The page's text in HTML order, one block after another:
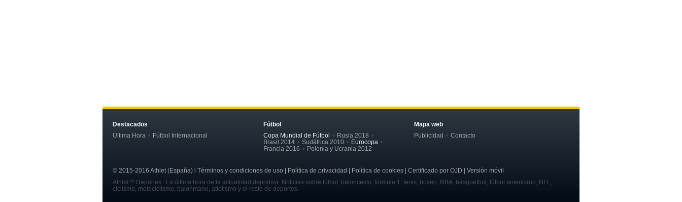
Destacados
Última Hora
Fútbol Internacional
Fútbol
Copa Mundial de Fútbol
Rusia 2018
Brasil 2014
Sudáfrica 2010
Eurocopa
Francia 2016
Polonia y Ucrania 2012
Mapa web
Publicidad
Contacto
© 2015-2016 Athlet (España) l Términos y condiciones de uso | Política de privacidad | Política de cookies | Certificado por OJD | Versión móvil
Athlet™ Deportes : La última hora de la actualidad deportiva. Noticias sobre fútbol, baloncesto, fórmula 1, tenis, boxeo, NBA, básquetbol, fútbol americano, NFL,
ciclismo, motociclismo, balonmano, atletismo y el resto de deportes.